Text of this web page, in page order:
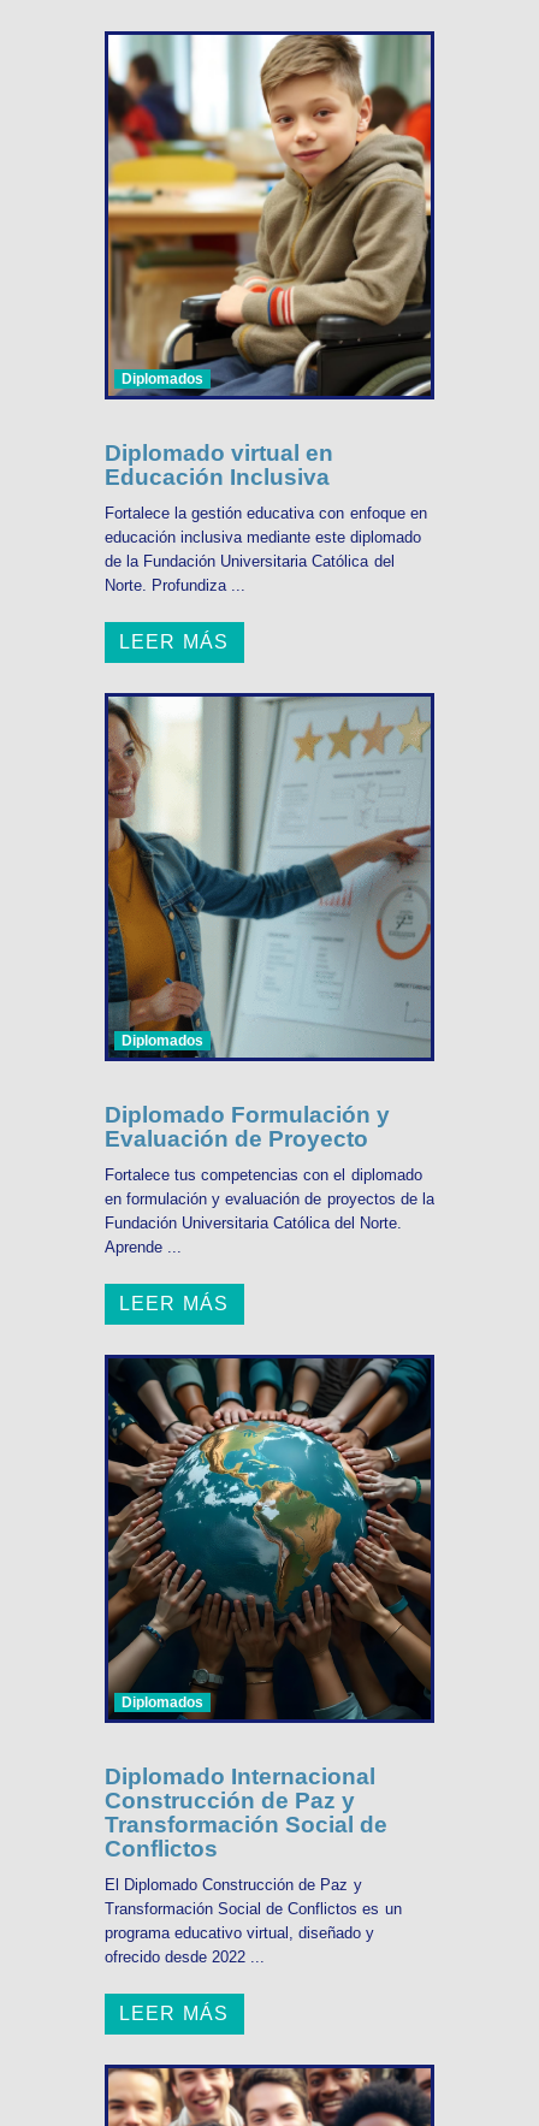
Diplomados
Diplomado virtual en
Educación Inclusiva
Fortalece la gestión educativa con enfoque en
educación inclusiva mediante este diplomado
de la Fundación Universitaria Católica del
Norte. Profundiza ...
LEER MÁS
Diplomados
Diplomado Formulación y
Evaluación de Proyecto
Fortalece tus competencias con el diplomado
en formulación y evaluación de proyectos de la
Fundación Universitaria Católica del Norte.
Aprende ...
LEER MÁS
Diplomados
Diplomado Internacional
Construcción de Paz y
Transformación Social de
Conflictos
El Diplomado Construcción de Paz y
Transformación Social de Conflictos es un
programa educativo virtual, diseñado y
ofrecido desde 2022 ...
LEER MÁS